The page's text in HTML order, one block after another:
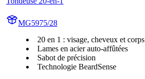
MG5975/28
20 en 1 : visage, cheveux et corps
Lames en acier auto-affûtées
Sabot de précision
Technologie BeardSense